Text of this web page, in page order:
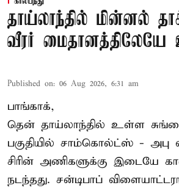
தாய்லாந்தில் மின்னல்
வீரர் மைதானத்திலேயே
Published on: 06 Aug 2026, 6:31 am
பாங்காக்,
தென் தாய்லாந்தில் உள்ள
பகுதியில் சாம்கொல்ட்ஸ் -
சிரின் அணிகளுக்கு இடையே
நடந்தது. சன்டிபாப்